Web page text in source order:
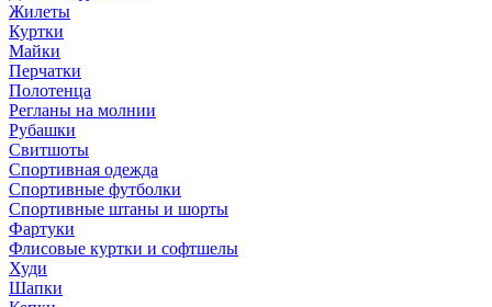
Жилеты
Куртки
Майки
Перчатки
Полотенца
Регланы на молнии
Рубашки
Свитшоты
Спортивная одежда
Спортивные футболки
Спортивные штаны и шорты
Фартуки
Флисовые куртки и софтшелы
Худи
Шапки